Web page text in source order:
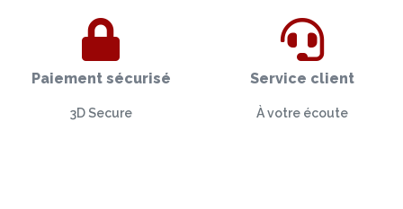
Paiement sécurisé
3D Secure
Service client
À votre écoute